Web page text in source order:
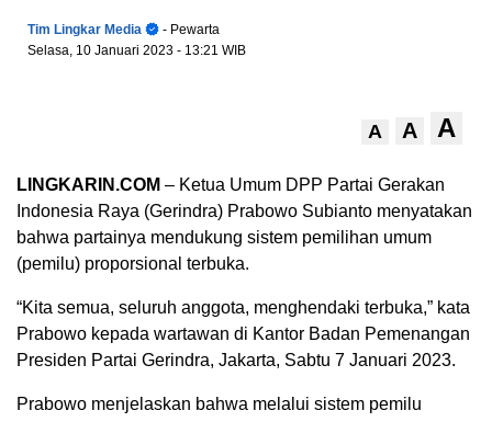
Tim Lingkar Media
- Pewarta
Selasa, 10 Januari 2023 - 13:21 WIB
A A A
LINGKARIN.COM – Ketua Umum DPP Partai Gerakan
Indonesia Raya (Gerindra) Prabowo Subianto menyatakan
bahwa partainya mendukung sistem pemilihan umum
(pemilu) proporsional terbuka.
“Kita semua, seluruh anggota, menghendaki terbuka,” kata
Prabowo kepada wartawan di Kantor Badan Pemenangan
Presiden Partai Gerindra, Jakarta, Sabtu 7 Januari 2023.
Prabowo menjelaskan bahwa melalui sistem pemilu